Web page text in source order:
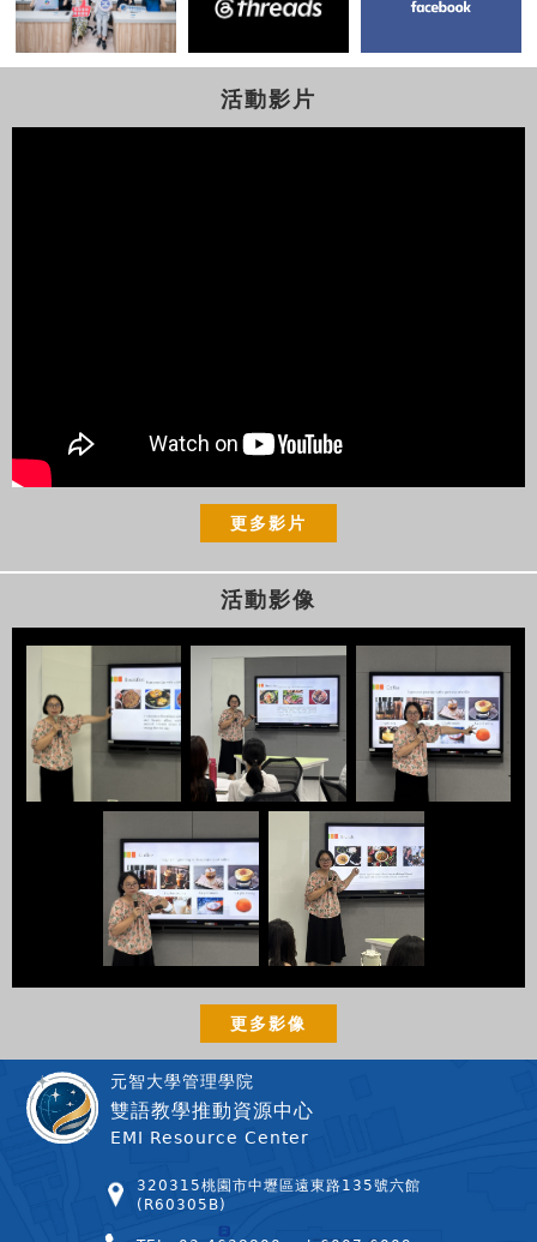
活動影片
更多影片
活動影像
更多影像
元智大學管理學院
雙語教學推動資源中心
EMI Resource Center
320315桃園市中壢區遠東路135號六館
(R60305B)